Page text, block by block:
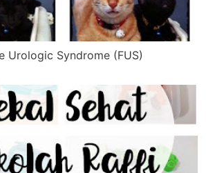
Urologic Syndrome (FUS)